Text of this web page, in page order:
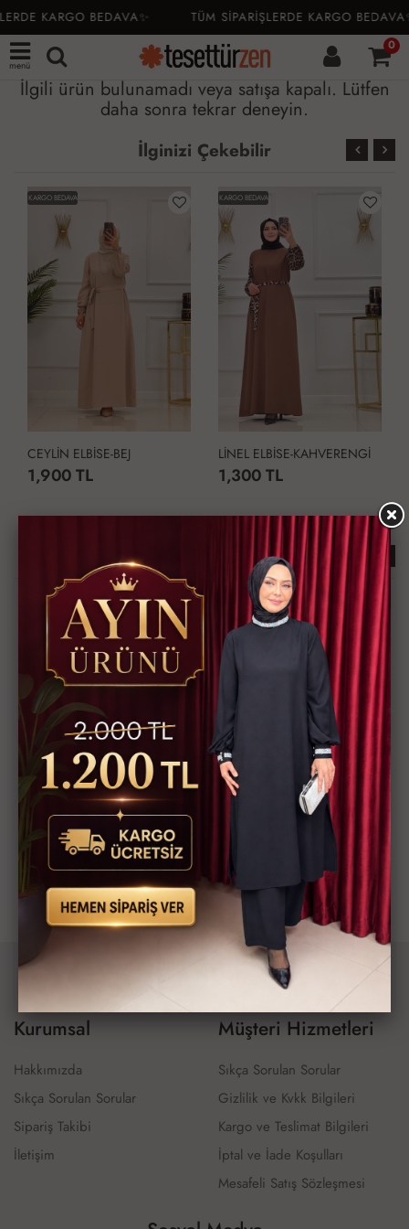
KARGO BEDAVA✨ TÜM SİPARİŞLERDE KARGO
menü
0
İlgili ürün bulunamadı veya satışa kapalı. Lütfen
daha sonra tekrar deneyin.
İlginizi Çekebilir
KARGO BEDAVA
CEYLİN ELBİSE-BEJ
1,900 TL
KARGO BEDAVA
LİNEL ELBİSE-KAHVERENGİ
1,300 TL
Çok Satan Ürünler
KARGO BEDAVA
Zübeyde Viskon Elbise
400 TL
KARGO BEDAVA
Gülseli Vizon
2,000 TL
Kurumsal
Hakkımızda
Sıkça Sorulan Sorular
Sipariş Takibi
İletişim
Müşteri Hizmetleri
Sıkça Sorulan Sorular
Gizlilik ve Kvkk Bilgileri
Kargo ve Teslimat Bilgileri
İptal ve İade Koşulları
Mesafeli Satış Sözleşmesi